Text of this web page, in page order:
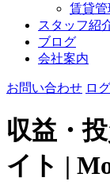
賃貸管
スタッフ紹
ブログ
会社案内
お問い合わせ ロ
収益・
イト |